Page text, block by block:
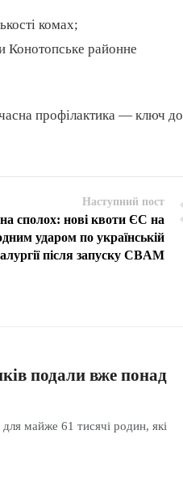
комах;
Конотопське районне
профілактика — ключ до
Наступний пост
сполох: нові квоти ЄС на
ударом по українській
після запуску CBAM
подали вже понад
майже 61 тисячі родин, які